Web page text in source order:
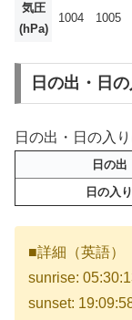
気圧
(hPa)
1004 1005
日の出・日の
日の出・日の入
日の出
日の入り
■詳細（英語）
sunrise:
sunset: